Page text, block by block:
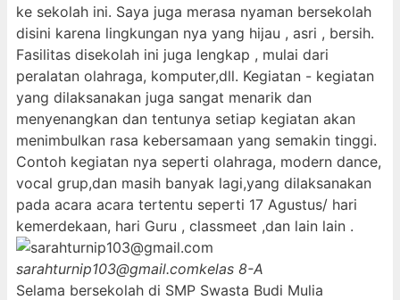
ke sekolah ini. Saya juga merasa nyaman bersekolah
disini karena lingkungan nya yang hijau , asri , bersih.
Fasilitas disekolah ini juga lengkap , mulai dari
peralatan olahraga, komputer,dll. Kegiatan - kegiatan
yang dilaksanakan juga sangat menarik dan
menyenangkan dan tentunya setiap kegiatan akan
menimbulkan rasa kebersamaan yang semakin tinggi.
Contoh kegiatan nya seperti olahraga, modern dance,
vocal grup,dan masih banyak lagi,yang dilaksanakan
pada acara acara tertentu seperti 17 Agustus/ hari
kemerdekaan, hari Guru , classmeet ,dan lain lain .
sarahturnip103@gmail.comkelas 8-A
Selama bersekolah di SMP Swasta Budi Mulia